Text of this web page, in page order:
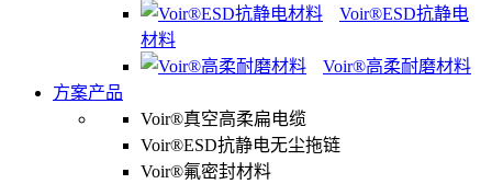
Voir®ESD抗静电
材料
Voir®高柔耐磨材料
方案产品
Voir®真空高柔扁电缆
Voir®ESD抗静电无尘拖链
Voir®氟密封材料